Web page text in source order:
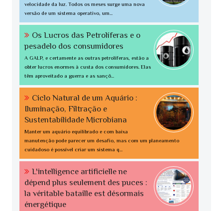
velocidade da luz. Todos os meses surge uma nova
versão de um sistema operativo, um...
Os Lucros das Petrolíferas e o
pesadelo dos consumidores
A GALP, e certamente as outras petrolíferas, estão a
obter lucros enormes à custa dos consumidores. Elas
têm aproveitado a guerra e as sançõ...
Ciclo Natural de um Aquário :
Iluminação, Filtração e
Sustentabilidade Microbiana
Manter um aquário equilibrado e com baixa
manutenção pode parecer um desafio, mas com um planeamento
cuidadoso é possível criar um sistema q...
L'intelligence artificielle ne
dépend plus seulement des puces :
la véritable bataille est désormais
énergétique